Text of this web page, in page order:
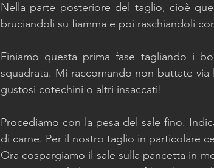
Nella parte posteriore del taglio, cioè
bruciandoli su fiamma e poi raschiandoli
Finiamo questa prima fase tagliando i
squadrata. Mi raccomando non buttate
gustosi cotechini o altri insaccati!
Procediamo con la pesa del sale fino.
di carne. Per il nostro taglio in particolare
Ora cospargiamo il sale sulla pancetta in